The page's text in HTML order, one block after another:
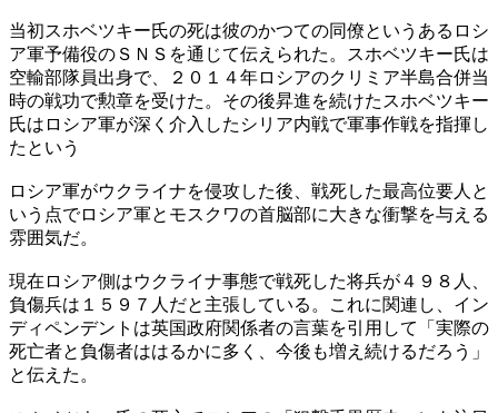
当初スホベツキー氏の死は彼のかつての同僚というあるロシ
ア軍予備役のＳＮＳを通じて伝えられた。スホベツキー氏は
空輸部隊員出身で、２０１４年ロシアのクリミア半島合併当
時の戦功で勲章を受けた。その後昇進を続けたスホベツキー
氏はロシア軍が深く介入したシリア内戦で軍事作戦を指揮し
たという
ロシア軍がウクライナを侵攻した後、戦死した最高位要人と
いう点でロシア軍とモスクワの首脳部に大きな衝撃を与える
雰囲気だ。
現在ロシア側はウクライナ事態で戦死した将兵が４９８人、
負傷兵は１５９７人だと主張している。これに関連し、イン
ディペンデントは英国政府関係者の言葉を引用して「実際の
死亡者と負傷者ははるかに多く、今後も増え続けるだろう」
と伝えた。